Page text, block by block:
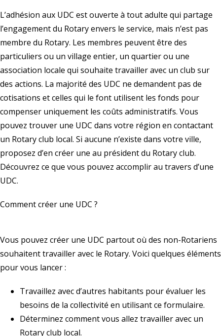
L’adhésion aux UDC est ouverte à tout adulte qui partage
l’engagement du Rotary envers le service, mais n’est pas
membre du Rotary. Les membres peuvent être des
particuliers ou un village entier, un quartier ou une
association locale qui souhaite travailler avec un club sur
des actions. La majorité des UDC ne demandent pas de
cotisations et celles qui le font utilisent les fonds pour
compenser uniquement les coûts administratifs. Vous
pouvez trouver une UDC dans votre région en contactant
un Rotary club local. Si aucune n’existe dans votre ville,
proposez d’en créer une au président du Rotary club.
Découvrez ce que vous pouvez accomplir au travers d’une
UDC.
Comment créer une UDC ?
Vous pouvez créer une UDC partout où des non-Rotariens
souhaitent travailler avec le Rotary. Voici quelques éléments
pour vous lancer :
Travaillez avec d’autres habitants pour évaluer les
besoins de la collectivité en utilisant ce formulaire.
Déterminez comment vous allez travailler avec un
Rotary club local.